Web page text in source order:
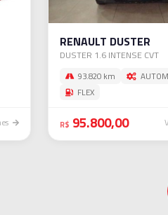
RENAULT DUSTER
DUSTER 1.6 INTENSE CVT
93.820 km
FLEX
R$ 95.800,00
complicação